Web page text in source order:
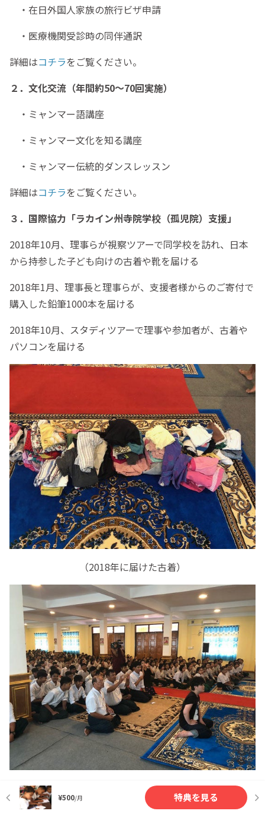
¥500/月 特典を見る
・在日外国人家族の旅行ビザ申請
・医療機関受診時の同伴通訳
詳細はコチラをご覧ください。
２．文化交流（年間約50～70回実施）
・ミャンマー語講座
・ミャンマー文化を知る講座
・ミャンマー伝統的ダンスレッスン
詳細はコチラをご覧ください。
３．国際協力「ラカイン州寺院学校（孤児院）支援」
2018年10月、理事らが視察ツアーで同学校を訪れ、日本
から持参した子ども向けの古着や靴を届ける
2018年1月、理事長と理事らが、支援者様からのご寄付で
購入した鉛筆1000本を届ける
2018年10月、スタディツアーで理事や参加者が、古着や
パソコンを届ける
（2018年に届けた古着）
（スタディツアー時に現地生徒と交流）